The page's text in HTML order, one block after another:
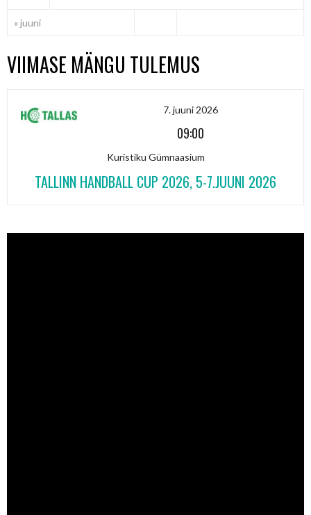
« juuni
VIIMASE MÄNGU TULEMUS
7. juuni 2026
09:00
Kuristiku Gümnaasium
TALLINN HANDBALL CUP 2026, 5-7.JUUNI 2026